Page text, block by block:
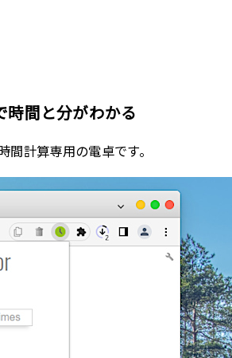
間と分がわかる
計算専用の電卓です。